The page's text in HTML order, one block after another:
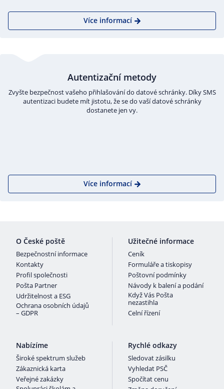
Více informací
Autentizační metody
Zvyšte bezpečnost vašeho přihlašování do datové schránky. Díky SMS
autentizaci budete mít jistotu, že se do vaší datové schránky
dostanete jen vy.
Více informací
O České poště
Bezpečnostní informace
Kontakty
Profil společnosti
Pošta Partner
Udržitelnost a ESG
Ochrana osobních údajů
– GDPR
Užitečné informace
Ceník
Formuláře a tiskopisy
Poštovní podmínky
Návody k balení a podání
Když Vás Pošta
nezastihla
Celní řízení
Nabízíme
Široké spektrum služeb
Zákaznická karta
Veřejné zakázky
Rychlé odkazy
Sledovat zásilku
Vyhledat PSČ
Spočítat cenu